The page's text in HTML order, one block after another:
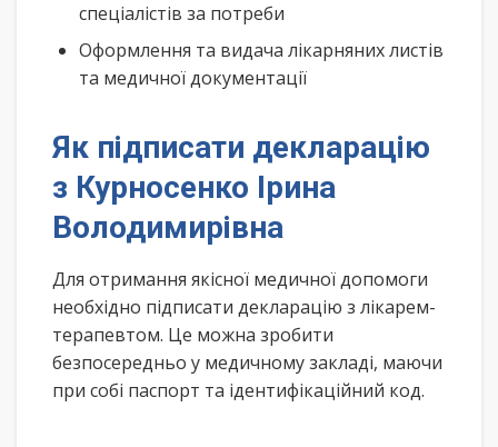
спеціалістів за потреби
Оформлення та видача лікарняних листів
та медичної документації
Як підписати декларацію
з Курносенко Ірина
Володимирівна
Для отримання якісної медичної допомоги
необхідно підписати декларацію з лікарем-
терапевтом. Це можна зробити
безпосередньо у медичному закладі, маючи
при собі паспорт та ідентифікаційний код.